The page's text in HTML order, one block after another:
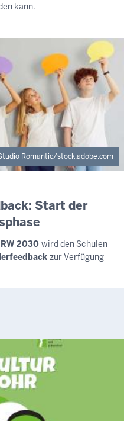
kann.
Romantic/stock.adobe.com
Start der
2030 wird den Schulen
zur Verfügung